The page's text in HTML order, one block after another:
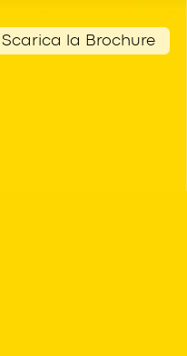
Scarica la Brochure